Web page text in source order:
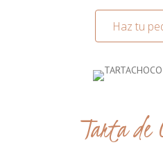
Haz tu
Tarta de